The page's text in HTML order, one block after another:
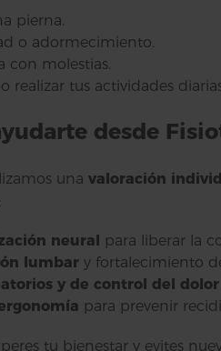
pierna.
o adormecimiento.
con molestias.
realizar tus actividades
desde
una valoración
neural para liberar la
lumbary fortalecimiento
y de control del dolor
para prevenir
tu bienestar y evites